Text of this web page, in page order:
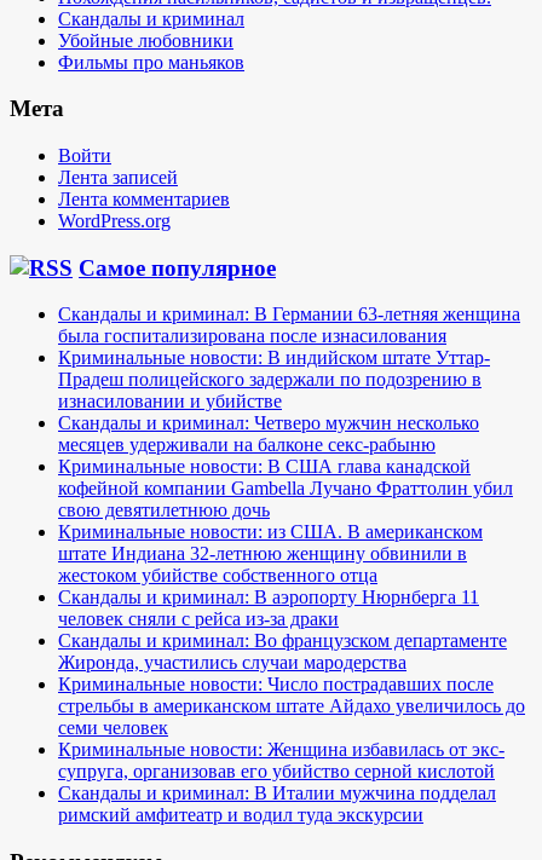
Скандалы и криминал
Убойные любовники
Фильмы про маньяков
Мета
Войти
Лента записей
Лента комментариев
WordPress.org
Самое популярное
Скандалы и криминал: В Германии 63-летняя женщина
была госпитализирована после изнасилования
Криминальные новости: В индийском штате Уттар-
Прадеш полицейского задержали по подозрению в
изнасиловании и убийстве
Скандалы и криминал: Четверо мужчин несколько
месяцев удерживали на балконе секс-рабыню
Криминальные новости: В США глава канадской
кофейной компании Gambella Лучано Фраттолин убил
свою девятилетнюю дочь
Криминальные новости: из США. В американском
штате Индиана 32-летнюю женщину обвинили в
жестоком убийстве собственного отца
Скандалы и криминал: В аэропорту Нюрнберга 11
человек сняли с рейса из-за драки
Скандалы и криминал: Во французском департаменте
Жиронда, участились случаи мародерства
Криминальные новости: Число пострадавших после
стрельбы в американском штате Айдахо увеличилось до
семи человек
Криминальные новости: Женщина избавилась от экс-
супруга, организовав его убийство серной кислотой
Скандалы и криминал: В Италии мужчина подделал
римский амфитеатр и водил туда экскурсии